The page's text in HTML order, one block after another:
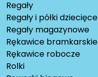
Regały
Regały i półki dziecięce
Regały magazynowe
Rękawice bramkarskie
Rękawice robocze
Rolki